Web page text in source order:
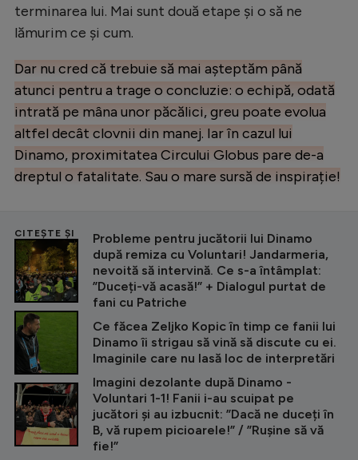
terminarea lui. Mai sunt două etape și o să ne
lămurim ce și cum.
Dar nu cred că trebuie să mai așteptăm până
atunci pentru a trage o concluzie: o echipă, odată
intrată pe mâna unor păcălici, greu poate evolua
altfel decât clovnii din manej. Iar în cazul lui
Dinamo, proximitatea Circului Globus pare de-a
dreptul o fatalitate. Sau o mare sursă de inspirație!
CITEȘTE ȘI
Probleme pentru jucătorii lui Dinamo
după remiza cu Voluntari! Jandarmeria,
nevoită să intervină. Ce s-a întâmplat:
”Duceți-vă acasă!” + Dialogul purtat de
fani cu Patriche
Ce făcea Zeljko Kopic în timp ce fanii lui
Dinamo îi strigau să vină să discute cu ei.
Imaginile care nu lasă loc de interpretări
Imagini dezolante după Dinamo -
Voluntari 1-1! Fanii i-au scuipat pe
jucători și au izbucnit: ”Dacă ne duceți în
B, vă rupem picioarele!” / ”Rușine să vă
fie!”